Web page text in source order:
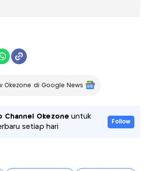
Okezone di Google News
Channel Okezone untuk
setiap hari
Follow